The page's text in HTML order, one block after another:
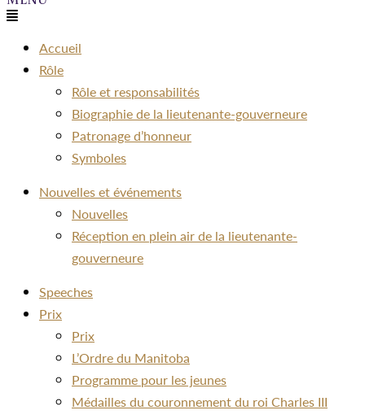
Accueil
Rôle
Rôle et responsabilités
Biographie de la lieutenante-gouverneure
Patronage d’honneur
Symboles
Nouvelles et événements
Nouvelles
Réception en plein air de la lieutenante-
gouverneure
Speeches
Prix
Prix
L’Ordre du Manitoba
Programme pour les jeunes
Médailles du couronnement du roi Charles III